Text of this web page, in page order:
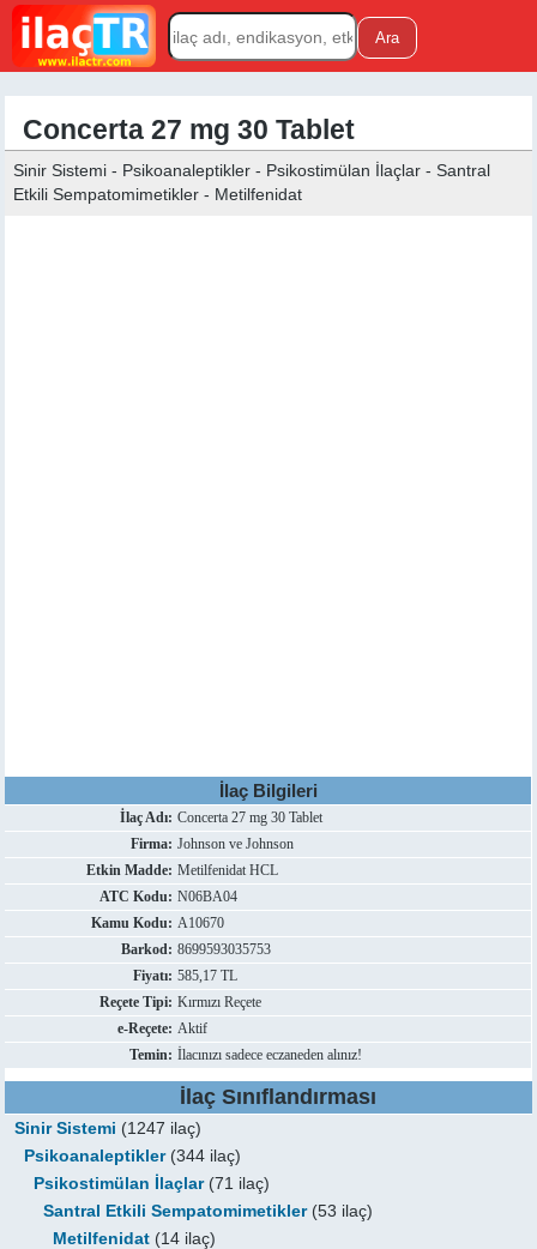
Concerta 27 mg 30 Tablet
Sinir Sistemi - Psikoanaleptikler - Psikostimülan İlaçlar - Santral
Etkili Sempatomimetikler - Metilfenidat
İlaç Bilgileri
İlaç Adı: Concerta 27 mg 30 Tablet
Firma: Johnson ve Johnson
Etkin Madde: Metilfenidat HCL
ATC Kodu: N06BA04
Kamu Kodu: A10670
Barkod: 8699593035753
Fiyatı: 585,17 TL
Reçete Tipi: Kırmızı Reçete
e-Reçete: Aktif
Temin: İlacınızı sadece eczaneden alınız!
İlaç Sınıflandırması
Sinir Sistemi (1247 ilaç)
Psikoanaleptikler(344 ilaç)
Psikostimülan İlaçlar(71 ilaç)
Santral Etkili Sempatomimetikler(53 ilaç)
Metilfenidat (14 ilaç)